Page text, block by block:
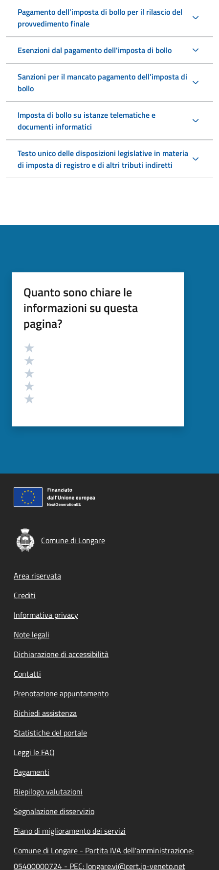
Pagamento dell'imposta di bollo per il rilascio del
provvedimento finale
Esenzioni dal pagamento dell'imposta di bollo
Sanzioni per il mancato pagamento dell’imposta di
bollo
Imposta di bollo su istanze telematiche e
documenti informatici
Testo unico delle disposizioni legislative in materia
di imposta di registro e di altri tributi indiretti
Quanto sono chiare le
informazioni su questa
pagina?
Valutazione
Comune di Longare
Footer menu
Area riservata
Crediti
Informativa privacy
Note legali
Dichiarazione di accessibilità
Contatti
Prenotazione appuntamento
Richiedi assistenza
Statistiche del portale
Leggi le FAQ
Pagamenti
Riepilogo valutazioni
Segnalazione disservizio
Piano di miglioramento dei servizi
Comune di Longare - Partita IVA dell'amministrazione:
05400000724 - PEC: longare.vi@cert.ip-veneto.net